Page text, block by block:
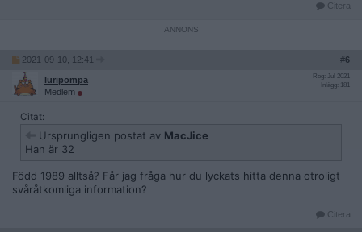
Citera
2021-09-10, 12:41 #6
luripompa
Medlem
Reg: Jul 2021
Inlägg: 181
Citat:
Ursprungligen postat av MacJice
Han är 32
Född 1989 alltså? Får jag fråga hur du lyckats hitta denna otroligt
svåråtkomliga information?
Citera